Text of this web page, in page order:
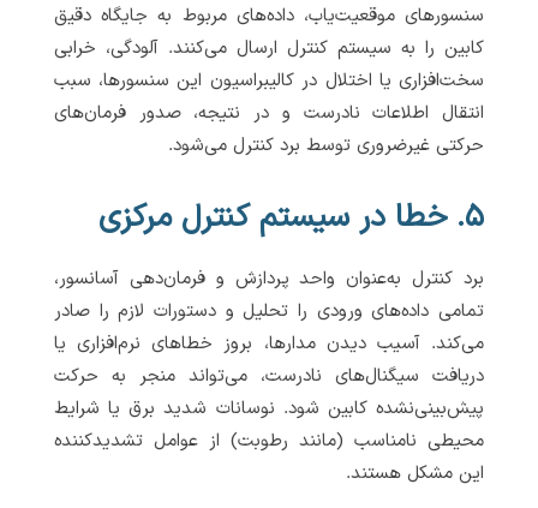
سنسورهای موقعیت‌یاب، داده‌های مربوط به جایگاه دقیق
کابین را به سیستم کنترل ارسال می‌کنند. آلودگی، خرابی
سخت‌افزاری یا اختلال در کالیبراسیون این سنسورها، سبب
انتقال اطلاعات نادرست و در نتیجه، صدور فرمان‌های
حرکتی غیرضروری توسط برد کنترل می‌شود.
۵. خطا در سیستم کنترل مرکزی
برد کنترل به‌عنوان واحد پردازش و فرمان‌دهی آسانسور،
تمامی داده‌های ورودی را تحلیل و دستورات لازم را صادر
می‌کند. آسیب دیدن مدارها، بروز خطاهای نرم‌افزاری یا
دریافت سیگنال‌های نادرست، می‌تواند منجر به حرکت
پیش‌بینی‌نشده کابین شود. نوسانات شدید برق یا شرایط
محیطی نامناسب (مانند رطوبت) از عوامل تشدیدکننده
این مشکل هستند.